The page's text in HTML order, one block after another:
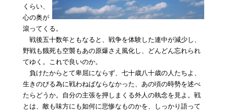
くらい、
心の奥が
滾ってくる。
戦後五十数年ともなると、戦争を体験した連中が減少し、
野戦も餓死も空襲もあの原爆さえ風化し、どんどん忘れられ
てゆく。これで良いのか。
負けたからとて卑屈にならず、七十歳八十歳の人たちよ、
生きのびる為に戦わねばならなかった、あの頃の時勢を述べ
たらどうか。自分の主張を押しまくる外人の執念を見よ。戦
とは、敵も味方にも如何に悲惨なものかを、しっかり語って